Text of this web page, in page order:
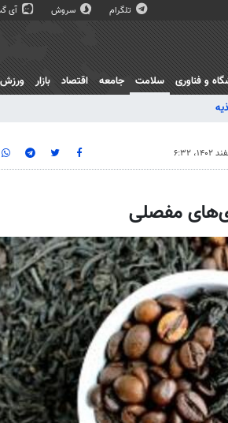
تلگرام سروش آی
و فناوری
سلامت
جامعه اقتصاد بازار ورزش
مفصلی